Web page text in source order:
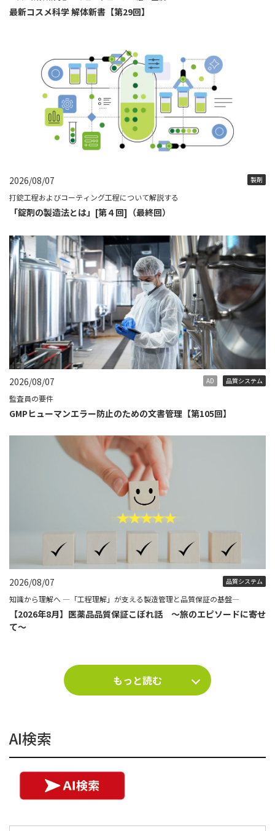
最新コスメ科学 解体新書【第29回】
2026/08/07 製剤
打錠工程およびコーティング工程について解説する
「錠剤の製造法とは」[第４回]（最終回）
2026/08/07 AD 品質システム
監査員の要件
GMPヒューマンエラー防止のための文書管理【第105回】
2026/08/07 品質システム
知識から理解へ ―「工程理解」が支える製造管理と品質保証の基盤―
【2026年8月】医薬品品質保証こぼれ話 ～旅のエピソードに寄せ
て～
もっと読む
AI検索